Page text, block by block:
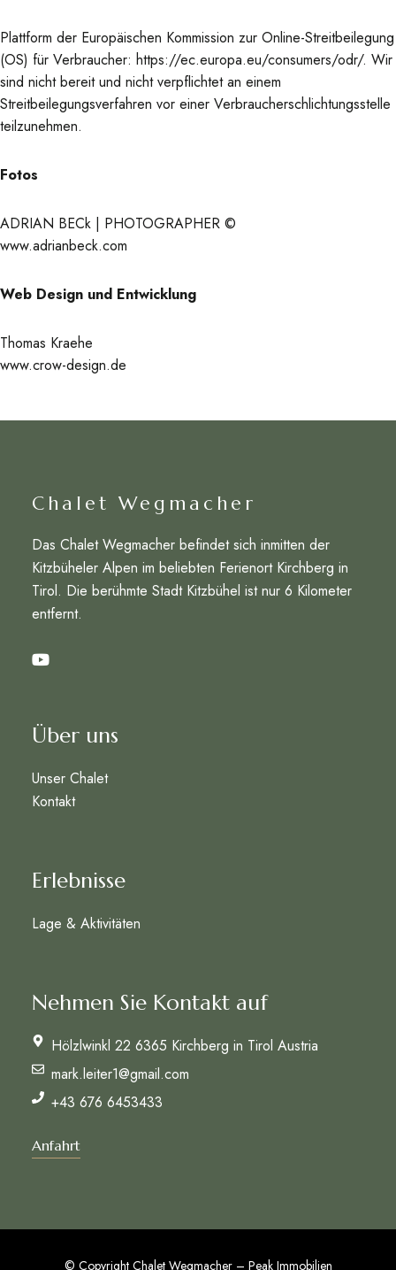
Plattform der Europäischen Kommission zur Online-Streitbeilegung
(OS) für Verbraucher: https://ec.europa.eu/consumers/odr/. Wir
sind nicht bereit und nicht verpflichtet an einem
Streitbeilegungsverfahren vor einer Verbraucherschlichtungsstelle
teilzunehmen.
Fotos
ADRIAN BECk | PHOTOGRAPHER ©
www.adrianbeck.com
Web Design und Entwicklung
Thomas Kraehe
www.crow-design.de
Chalet Wegmacher
Das Chalet Wegmacher befindet sich inmitten der
Kitzbüheler Alpen im beliebten Ferienort Kirchberg in
Tirol. Die berühmte Stadt Kitzbühel ist nur 6 Kilometer
entfernt.
Über uns
Unser Chalet
Kontakt
Erlebnisse
Lage & Aktivitäten
Nehmen Sie Kontakt auf
Hölzlwinkl 22 6365 Kirchberg in Tirol Austria
mark.leiter1@gmail.com
+43 676 6453433
Anfahrt
© Copyright Chalet Wegmacher – Peak Immobilien